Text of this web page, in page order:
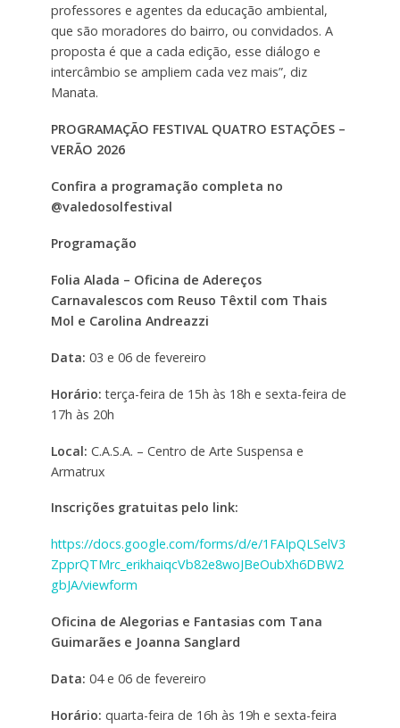
professores e agentes da educação ambiental,
que são moradores do bairro, ou convidados. A
proposta é que a cada edição, esse diálogo e
intercâmbio se ampliem cada vez mais”, diz
Manata.
PROGRAMAÇÃO FESTIVAL QUATRO ESTAÇÕES –
VERÃO 2026
Confira a programação completa no
@valedosolfestival
Programação
Folia Alada – Oficina de Adereços
Carnavalescos com Reuso Têxtil com Thais
Mol e Carolina Andreazzi
Data: 03 e 06 de fevereiro
Horário:terça-feira de 15h às 18h e sexta-feira de
17h às 20h
Local: C.A.S.A. – Centro de Arte Suspensa e
Armatrux
Inscrições gratuitas pelo link:
https://docs.google.com/forms/d/e/1FAIpQLSelV3
ZpprQTMrc_erikhaiqcVb82e8woJBeOubXh6DBW2
gbJA/viewform
Oficina de Alegorias e Fantasias com Tana
Guimarães e Joanna Sanglard
Data: 04 e 06 de fevereiro
Horário: quarta-feira de 16h às 19h e sexta-feira